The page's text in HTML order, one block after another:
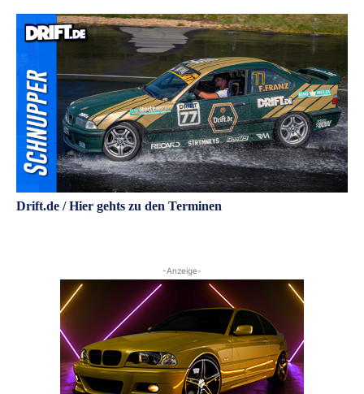
Drift.de / Hier gehts zu den Terminen
-Anzeige-